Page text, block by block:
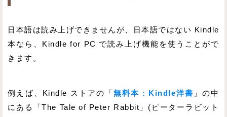
日本語は読み上げできませんが、日本語ではない Kindle
本なら、Kindle for PC で読み上げ機能を使うことがで
きます。
例えば、Kindle ストアの「 無料本 : Kindle洋書 」の中
にある「The Tale of Peter Rabbit」(ピーターラビット